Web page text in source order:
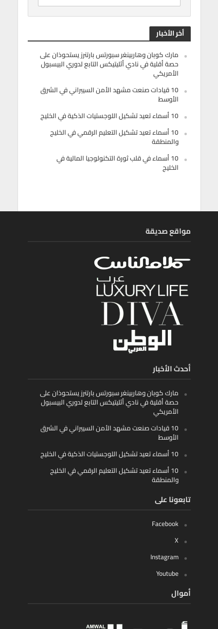
أخر الأخبار
مارك كوبان وهاربينغر سبورتس بارتنرز يستحوذان على
حصة أقلية في نادي أثليتيكس التابع لدوري البيسبول
الأمريكي
10 قيادات صنعت مشهد الأمن السيبراني في الشرق
الأوسط
10 أسماء تعيد تشكيل اللوجستيات الذكية في الخليج
10 أسماء تعيد تشكيل التعليم الرقمي في الخليج
والمنطقة
10 أسماء في قلب ثورة التكنولوجيا المالية في
الخليج
مواقع صديقة
أحدث الأخبار
مارك كوبان وهاربينغر سبورتس بارتنرز يستحوذان على
حصة أقلية في نادي أثليتيكس التابع لدوري البيسبول
الأمريكي
10 قيادات صنعت مشهد الأمن السيبراني في الشرق
الأوسط
10 أسماء تعيد تشكيل اللوجستيات الذكية في الخليج
10 أسماء تعيد تشكيل التعليم الرقمي في الخليج
والمنطقة
تابعونا على
Facebook
X
Instagram
Youtube
أموال